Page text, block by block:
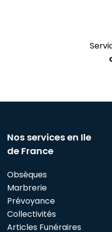
Nos services en Ile
de France
Obsèques
Marbrerie
Prévoyance
Collectivités
Articles Funéraires